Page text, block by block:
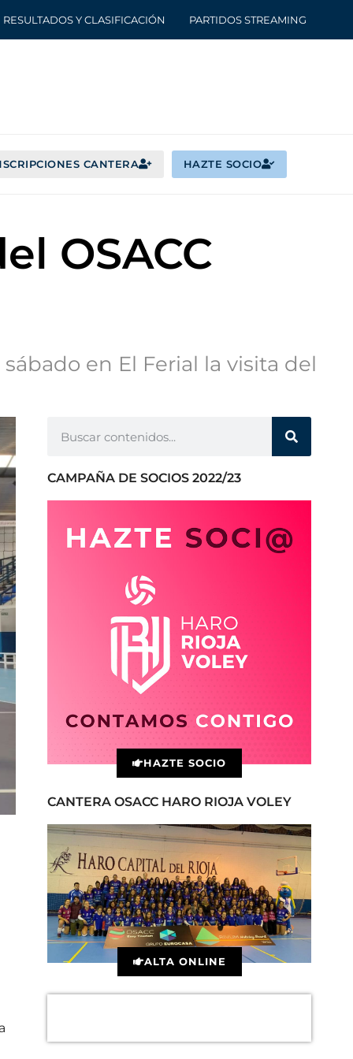
RESULTADOS Y CLASIFICACIÓN PARTIDOS STREAMING
CANTERA HAZTE SOCIO
OSACC
en El Ferial la visita del
CAMPAÑA DE SOCIOS 2022/23
HAZTE SOCIO
CANTERA OSACC HARO RIOJA VOLEY
ALTA ONLINE